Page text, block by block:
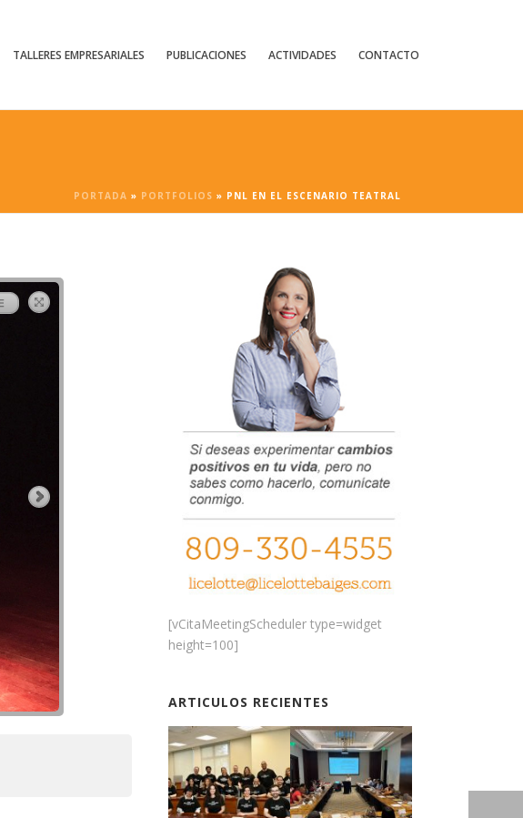
TALLERES EMPRESARIALES PUBLICACIONES ACTIVIDADES CONTACTO
PORTADA » PORTFOLIOS » PNL EN EL ESCENARIO TEATRAL
[vCitaMeetingScheduler type=widget
height=100]
ARTICULOS RECIENTES